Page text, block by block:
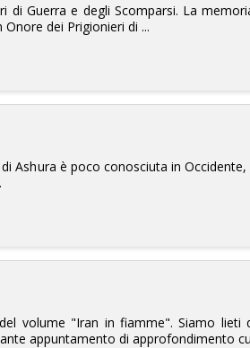
di Guerra e degli Scomparsi. La
dei Prigionieri di ...
Ashura è poco conosciuta in
volume "Iran in fiamme". Siamo
appuntamento di approfondimento